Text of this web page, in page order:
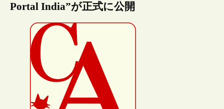
Portal India”が正式に公開